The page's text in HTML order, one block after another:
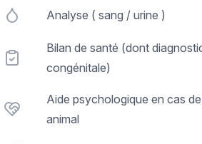
Analyse ( sang / urine )
Bilan de santé (dont
congénitale)
Aide psychologique en cas
animal